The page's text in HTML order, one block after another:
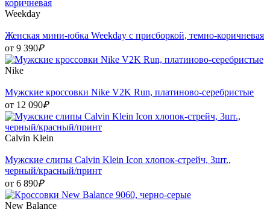
Weekday
Женская мини-юбка Weekday с присборкой, темно-коричневая
от 9 390₽
Nike
Мужские кроссовки Nike V2K Run, платиново‑серебристые
от 12 090₽
Calvin Klein
Мужские слипы Calvin Klein Icon хлопок-стрейч, 3шт.,
черный/красный/принт
от 6 890₽
New Balance